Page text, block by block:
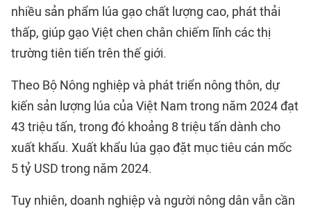
nhiều sản phẩm lúa gạo chất lượng cao, phát thải
thấp, giúp gạo Việt chen chân chiếm lĩnh các thị
trường tiên tiến trên thế giới.
Theo Bộ Nông nghiệp và phát triển nông thôn, dự
kiến sản lượng lúa của Việt Nam trong năm 2024 đạt
43 triệu tấn, trong đó khoảng 8 triệu tấn dành cho
xuất khẩu. Xuất khẩu lúa gạo đặt mục tiêu cán mốc
5 tỷ USD trong năm 2024.
Tuy nhiên, doanh nghiệp và người nông dân vẫn cần